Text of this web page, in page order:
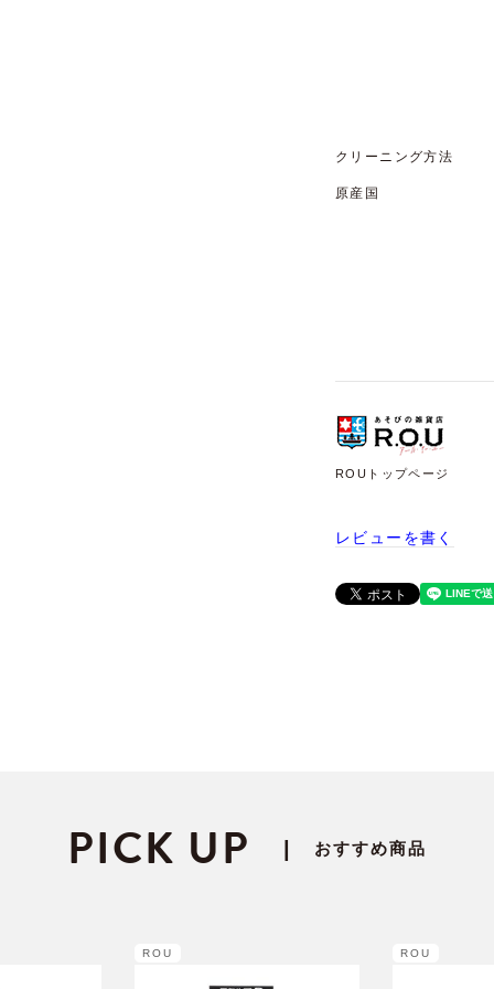
クリーニング方法
原産国
ROUトップページ
レビューを書く
PICK UP おすすめ商品
ROU ROU